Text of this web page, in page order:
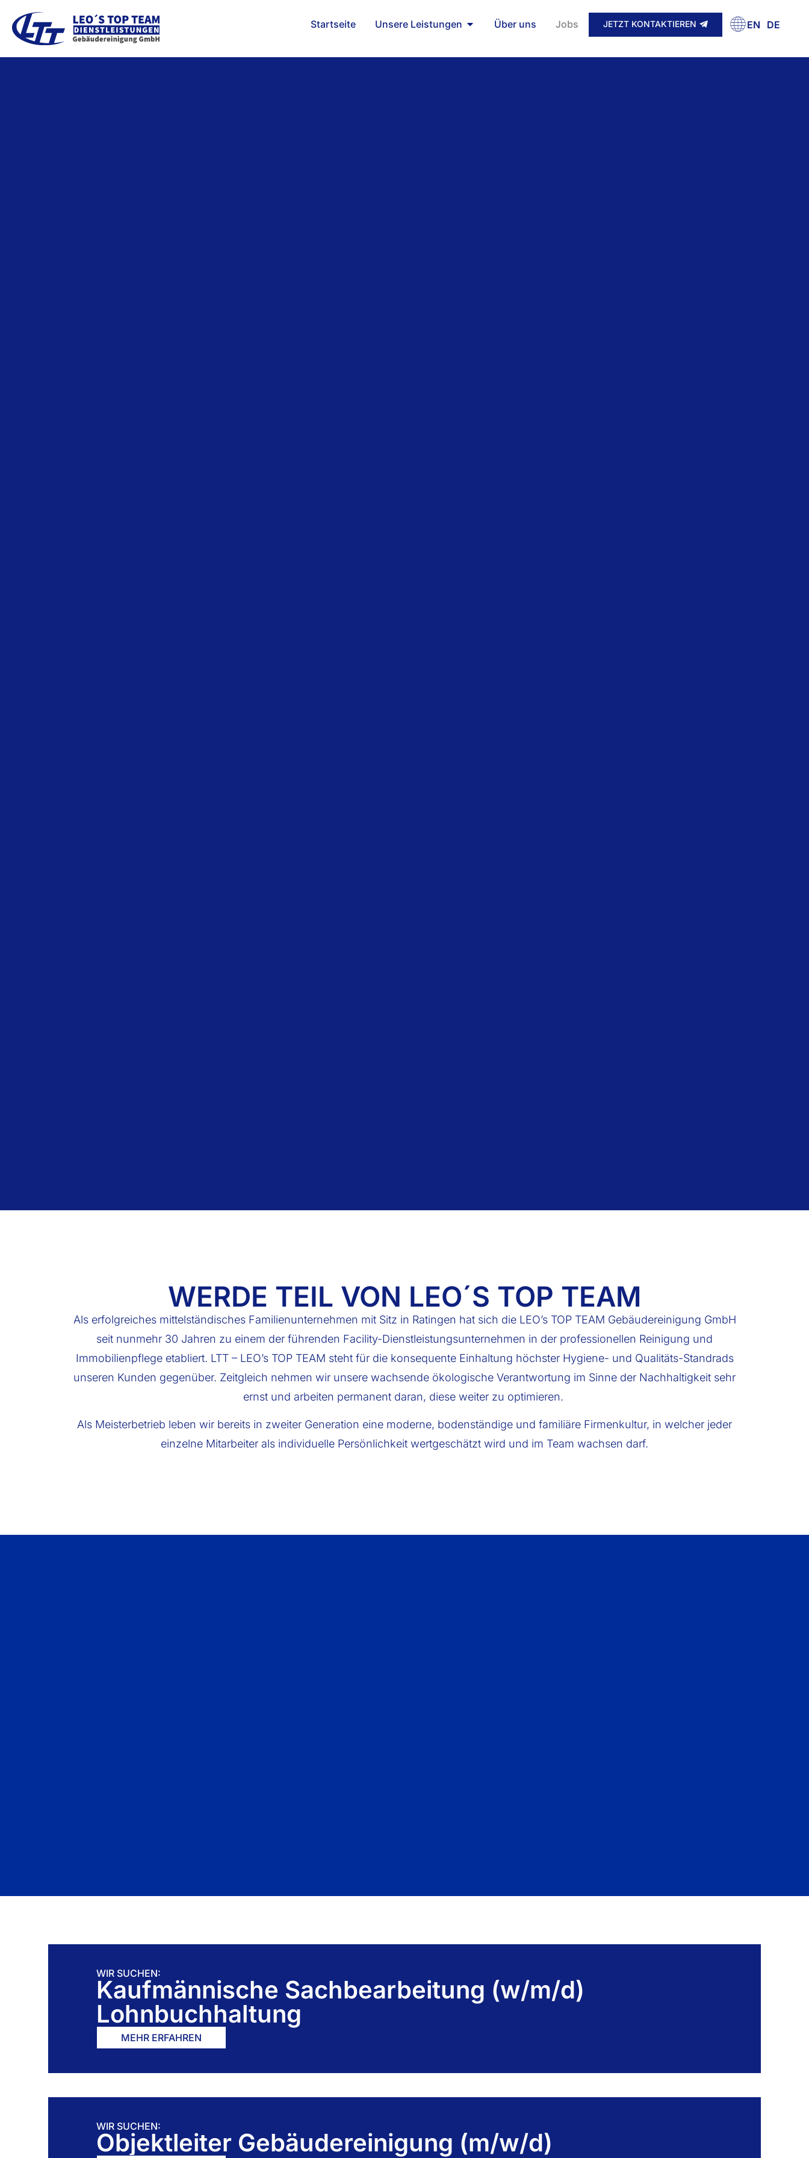
Startseite Unsere Leistungen Über uns Jobs JETZT KONTAKTIEREN EN DE
WERDE TEIL VON LEO´S TOP TEAM
Als erfolgreiches mittelständisches Familienunternehmen mit Sitz in Ratingen hat sich die LEO’s TOP TEAM Gebäudereinigung GmbH
seit nunmehr 30 Jahren zu einem der führenden Facility-Dienstleistungsunternehmen in der professionellen Reinigung und
Immobilienpflege etabliert. LTT – LEO’s TOP TEAM steht für die konsequente Einhaltung höchster Hygiene- und Qualitäts-Standrads
unseren Kunden gegenüber. Zeitgleich nehmen wir unsere wachsende ökologische Verantwortung im Sinne der Nachhaltigkeit sehr
ernst und arbeiten permanent daran, diese weiter zu optimieren.
Als Meisterbetrieb leben wir bereits in zweiter Generation eine moderne, bodenständige und familiäre Firmenkultur, in welcher jeder
einzelne Mitarbeiter als individuelle Persönlichkeit wertgeschätzt wird und im Team wachsen darf.
WIR SUCHEN:
Kaufmännische Sachbearbeitung (w/m/d)
Lohnbuchhaltung
MEHR ERFAHREN
WIR SUCHEN:
Objektleiter Gebäudereinigung (m/w/d)